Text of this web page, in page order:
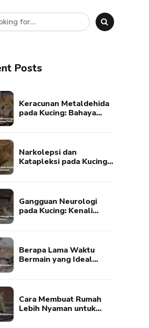
Posts
Keracunan Metaldehida
pada Kucing: Bahaya
Narkolepsi dan
Katapleksi pada Kucing:
Gangguan Neurologi
pada Kucing: Kenali
Berapa Lama Waktu
Bermain yang Ideal
Cara Membuat Rumah
Lebih Nyaman untuk